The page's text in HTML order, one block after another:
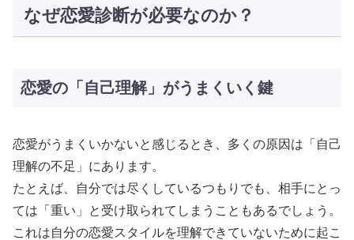
なぜ恋愛診断が必要なのか？
恋愛の「自己理解」がうまくいく鍵
恋愛がうまくいかないと感じるとき、多くの原因は「自己
理解の不足」にあります。
たとえば、自分では尽くしているつもりでも、相手にとっ
ては「重い」と受け取られてしまうこともあるでしょう。
これは自分の恋愛スタイルを理解できていないために起こ